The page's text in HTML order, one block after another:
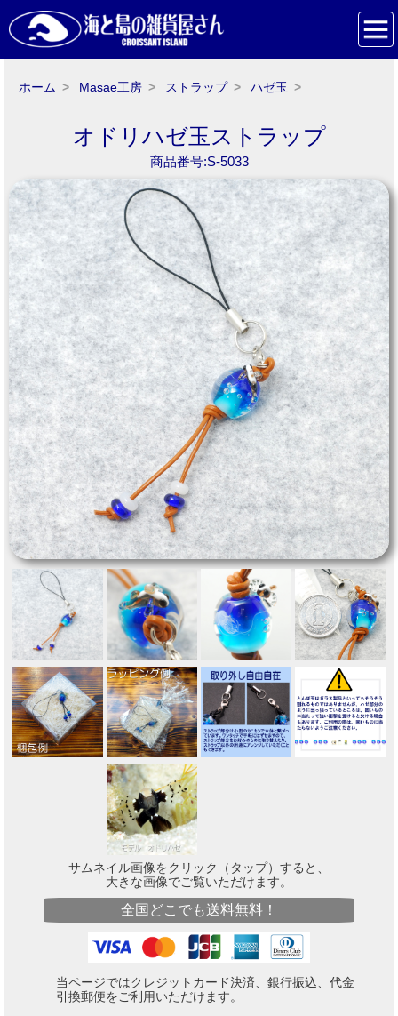
ホーム Masae工房 ストラップ ハゼ玉
オドリハゼ玉ストラップ
商品番号:S-5033
サムネイル画像をクリック（タップ）すると、
大きな画像でご覧いただけます。
全国どこでも送料無料！
当ページではクレジットカード決済、銀行振込、代金
引換郵便をご利用いただけます。